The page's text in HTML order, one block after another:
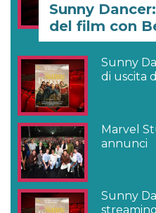
Sunny
del film con
Sunny
di uscita
Marvel
annunci
Sunny
streaming